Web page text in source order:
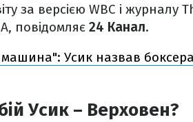
за версією WBC і журналу
повідомляє 24 Канал.
машина": Усик назвав
Усик – Верховен?